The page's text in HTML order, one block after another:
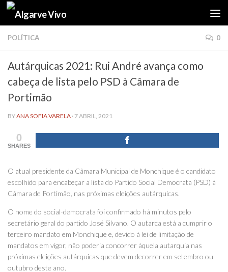
Skip to content
POLÍTICA 0
Autárquicas 2021: Rui André avança como
cabeça de lista pelo PSD à Câmara de
Portimão
BYANA SOFIA VARELA · 7 ABRIL, 2021
0
SHARES
O atual presidente da Câmara Municipal de Monchique é o candidato
escolhido para encabeçar a lista do Partido Social Democrata (PSD) à
Câmara de Portimão, nas próximas eleições autárquicas.
O nome do social-democrata foi confirmado há minutos pelo
secretário geral do partido José Silvano. O autarca está a cumprir o
terceiro mandato em Monchique e, devido à lei de limitação de
mandatos em vigor, não poderia concorrer àquela autarquia nas
próximas eleições autárquicas que devem decorrer em setembro ou
outubro deste ano.